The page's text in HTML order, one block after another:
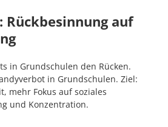
Rückbesinnung auf
in Grundschulen den Rücken.
in Grundschulen. Ziel:
mehr Fokus auf soziales
und Konzentration.